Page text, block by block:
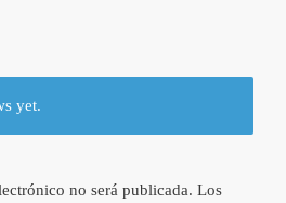
yet.
no será publicada. Los